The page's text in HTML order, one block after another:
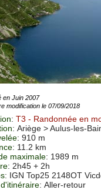
en Juin 2007
modification le 07/09/2018
: T3 - Randonnée en
: Ariège >Aulus-les-
: 910 m
: 11.2 km
maximale: 1989 m
: 2h45 + 2h
: IGN Top25 2148OT
: Aller-retour